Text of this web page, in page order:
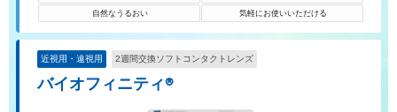
自然なうるおい 気軽にお使いいただける
近視用・遠視用 2週間交換ソフトコンタクトレンズ
バイオフィニティ®